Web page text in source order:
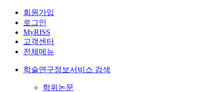
회원가입
로그인
MyRISS
고객센터
전체메뉴
학술연구정보서비스 검색
학위논문